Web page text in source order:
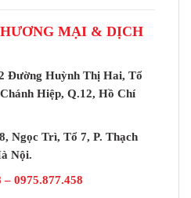
MẠI & DỊCH
Đường Huỳnh Thị Hai, Tổ
Hiệp, Q.12, Hồ Chí
Ngọc Trì, Tổ 7, P. Thạch
Nội.
0975.877.458